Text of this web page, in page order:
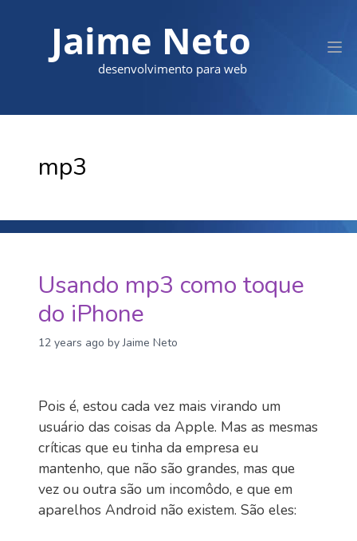
Jaime Neto
desenvolvimento para web
mp3
Usando mp3 como toque
do iPhone
12 years ago by Jaime Neto
Pois é, estou cada vez mais virando um
usuário das coisas da Apple. Mas as mesmas
críticas que eu tinha da empresa eu
mantenho, que não são grandes, mas que
vez ou outra são um incomôdo, e que em
aparelhos Android não existem. São eles: